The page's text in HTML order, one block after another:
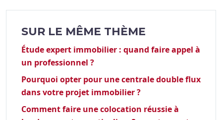
SUR LE MÊME THÈME
Étude expert immobilier : quand faire appel à
un professionnel ?
Pourquoi opter pour une centrale double flux
dans votre projet immobilier ?
Comment faire une colocation réussie à